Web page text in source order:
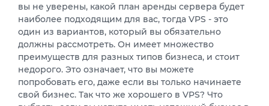
вы не уверены, какой план аренды сервера будет
наиболее подходящим для вас, тогда VPS - это
один из вариантов, который вы обязательно
должны рассмотреть. Он имеет множество
преимуществ для разных типов бизнеса, и стоит
недорого. Это означает, что вы можете
попробовать его, даже если вы только начинаете
свой бизнес. Так что же хорошего в VPS? Что